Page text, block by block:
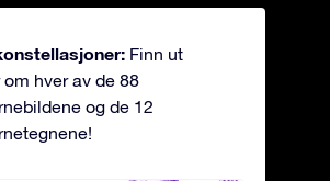
Finn ut
om hver av de 88
og de 12